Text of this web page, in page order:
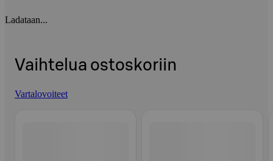
Ladataan...
Vaihtelua ostoskoriin
Vartalovoiteet